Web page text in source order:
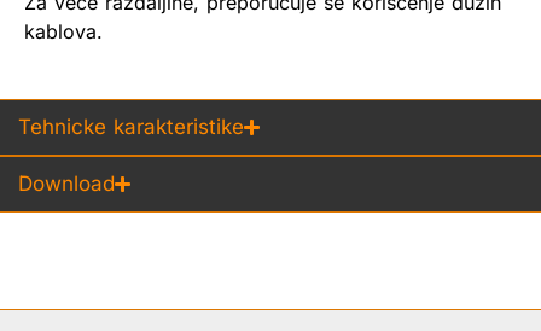
kablova.
Tehnicke karakteristike
Download